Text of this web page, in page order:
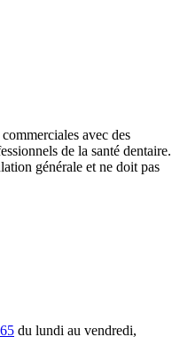
avec des
de la santé dentaire.
générale et ne doit pas
du lundi au vendredi,